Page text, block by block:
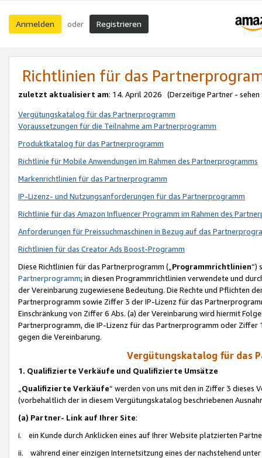
Anmelden oder Registrieren
Richtlinien für das
zuletzt aktualisiert am: 14. April 2026 (Derzeitige Partner - sehen
Vergütungskatalog für das Partnerprogramm
Voraussetzungen für die Teilnahme am Partnerprogramm
Produktkatalog für das Partnerprogramm
Richtlinie für Mobile Anwendungen im Rahmen des Partnerprogramms
Markenrichtlinien für das Partnerprogramm
IP-Lizenz- und Nutzungsanforderungen für das Partnerprogramm
Richtlinie für das Amazon Influencer Programm im Rahmen des
Anforderungen für Preissuchmaschinen in Bezug auf das
Richtlinien für das Creator Ads Boost-Programm
Diese Richtlinien für das Partnerprogramm („Programmrichtlinien“)
Partnerprogramm; in diesen Programmrichtlinien verwendete und
der Vereinbarung zugewiesene Bedeutung. Die Rechte und Pflichten
Partnerprogramm sowie Ziffer 3 der IP-Lizenz für das
Einschränkung von Ziffer 6 Abs. (a) der Vereinbarung wird hiermit
Partnerprogramm, die IP-Lizenz für das Partnerprogramm oder
gegen die Vereinbarung.
Vergütungskatalog für das
1. Qualifizierte Verkäufe und Qualifizierte Umsätze
Qualifizierte Verkäufe“ werden von uns mit den in Ziffer 3
(vorbehaltlich der in diesem Vergütungskatalog beschriebenen
(a) Partner- Link auf Ihrer Site:
i. ein Kunde durch Anklicken eines auf Ihrer Website platzierten
ii. während einer einzigen Internetsitzung eines der nachstehend